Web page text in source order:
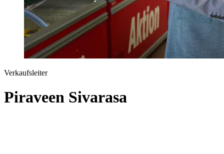
Verkaufsleiter
Piraveen Sivarasa